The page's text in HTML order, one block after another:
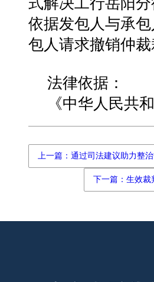
依据发包人与承
包人请求撤销仲
法律依
《中华人民共
上一篇：通过司法建议助力整
下一篇：生效裁